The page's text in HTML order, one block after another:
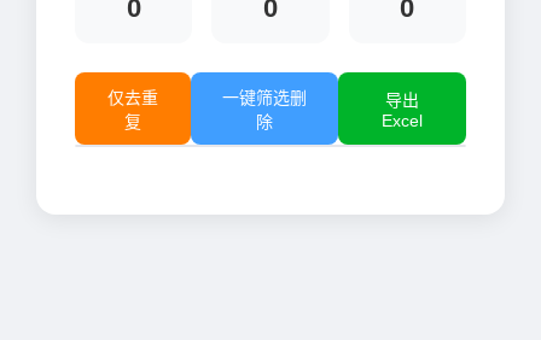
0 0 0
仅去重
复
一键筛选删
除
导出
Excel